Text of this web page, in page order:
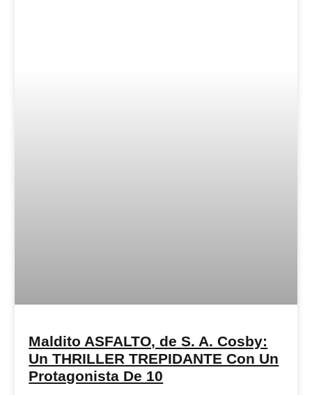
Maldito ASFALTO, de S. A. Cosby:
Un THRILLER TREPIDANTE Con Un
Protagonista De 10